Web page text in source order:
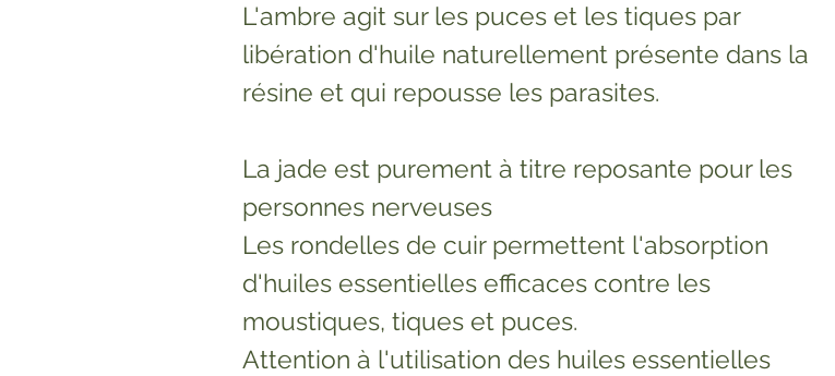
L'ambre agit sur les puces et les tiques par
libération d'huile naturellement présente dans la
résine et qui repousse les parasites.
La jade est purement à titre reposante pour les
personnes nerveuses
Les rondelles de cuir permettent l'absorption
d'huiles essentielles efficaces contre les
moustiques, tiques et puces.
Attention à l'utilisation des huiles essentielles